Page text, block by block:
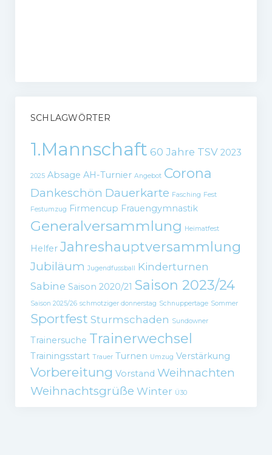
SCHLAGWÖRTER
1.Mannschaft 60 Jahre TSV 2023
2025 Absage AH-Turnier Angebot Corona
Dankeschön Dauerkarte Fasching Fest
Festumzug
Firmencup Frauengymnastik
Generalversammlung Heimatfest
Helfer Jahreshauptversammlung
Jubiläum Jugendfussball
Kinderturnen
Sabine Saison 2020/21 Saison 2023/24
Saison 2025/26 schmotziger donnerstag Schnuppertage Sommer
Sportfest Sturmschaden Sundowner
Trainersuche Trainerwechsel
Trainingsstart Trauer Turnen Umzug Verstärkung
Vorbereitung Vorstand Weihnachten
Weihnachtsgrüße Winter Ü30